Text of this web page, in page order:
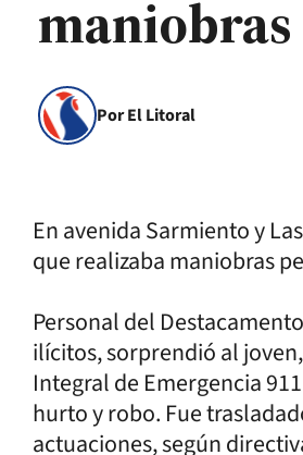
Por El Litoral
En avenida Sarmiento y
que realizaba maniobras
Personal del
ilícitos, sorprendió al
Integral de Emergencia
hurto y robo. Fue
actuaciones, según